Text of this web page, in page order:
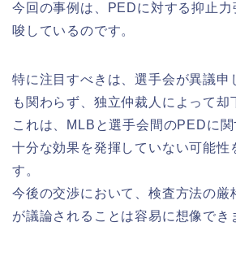
今回の事例は、PEDに対する抑止
唆しているのです。
特に注目すべきは、選手会が異議申
も関わらず、独立仲裁人によって却
これは、MLBと選手会間のPEDに関
十分な効果を発揮していない可能性
す。
今後の交渉において、検査方法の厳
が議論されることは容易に想像でき